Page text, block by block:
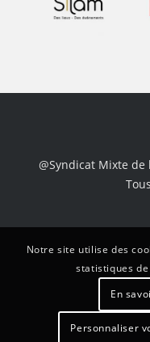
@Syndicat Mixte de
Notre site utilise des
statistiques
En
Personnaliser